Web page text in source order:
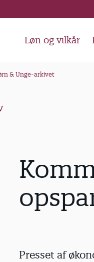
Løn og vilkår
& Unge-arkivet
Presset af